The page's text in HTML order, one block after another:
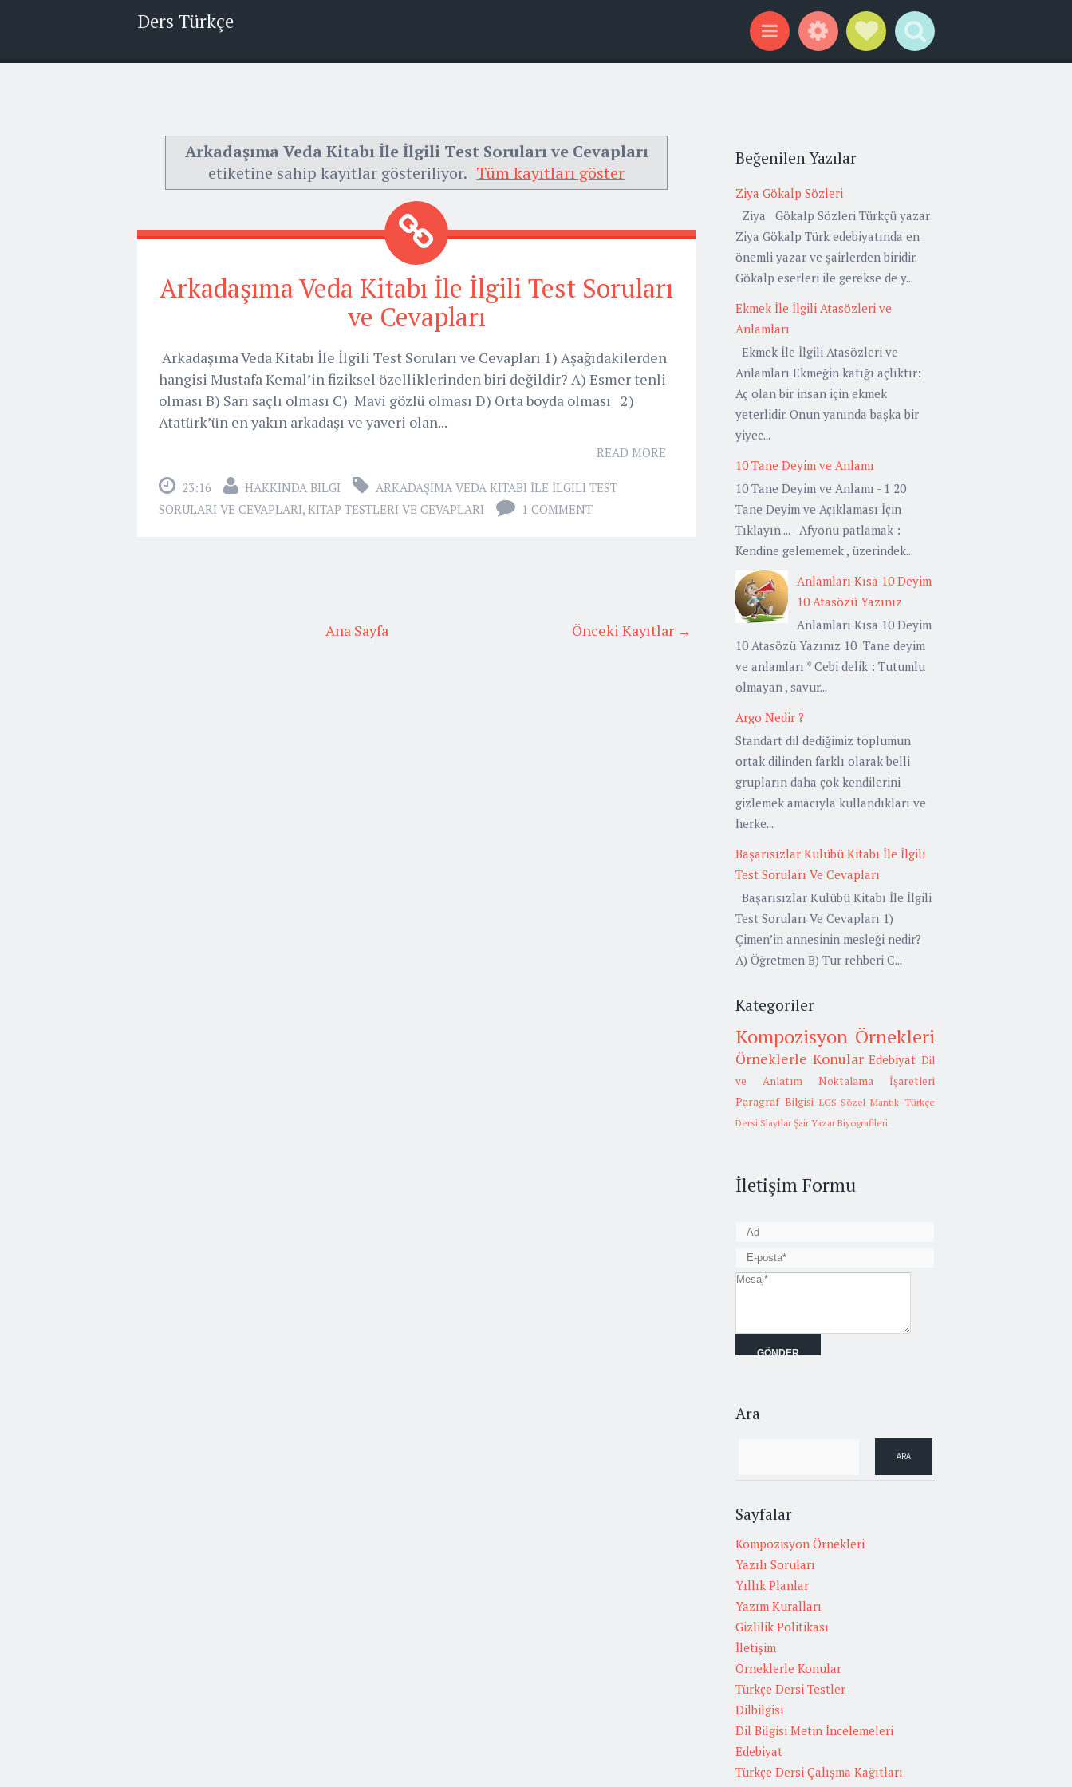
Ders Türkçe
Menu WidgetsSocial Links
Search
Arkadaşıma Veda Kitabı İle İlgili Test Soruları ve Cevapları
etiketine sahip kayıtlar gösteriliyor. Tüm kayıtları göster
Arkadaşıma Veda Kitabı İle İlgili Test Soruları
ve Cevapları
Arkadaşıma Veda Kitabı İle İlgili Test Soruları ve Cevapları 1) Aşağıdakilerden
hangisi Mustafa Kemal’in fiziksel özelliklerinden biri değildir? A) Esmer tenli
olması B) Sarı saçlı olması C) Mavi gözlü olması D) Orta boyda olması 2)
Atatürk’ün en yakın arkadaşı ve yaveri olan...
READ MORE
23:16 HAKKINDA BILGI
ARKADAŞIMA VEDA KITABI İLE İLGILI TEST
SORULARI VE CEVAPLARI, KITAP TESTLERI VE CEVAPLARI 1 COMMENT
Önceki Kayıtlar →
Ana Sayfa
Beğenilen Yazılar
Ziya Gökalp Sözleri
Ziya Gökalp Sözleri Türkçü yazar
Ziya Gökalp Türk edebiyatında en
önemli yazar ve şairlerden biridir.
Gökalp eserleri ile gerekse de y...
Ekmek İle İlgili Atasözleri ve
Anlamları
Ekmek İle İlgili Atasözleri ve
Anlamları Ekmeğin katığı açlıktır:
Aç olan bir insan için ekmek
yeterlidir. Onun yanında başka bir
yiyec...
10 Tane Deyim ve Anlamı
10 Tane Deyim ve Anlamı - 1 20
Tane Deyim ve Açıklaması İçin
Tıklayın ... - Afyonu patlamak :
Kendine gelememek , üzerindek...
Anlamları Kısa 10 Deyim
10 Atasözü Yazınız
Anlamları Kısa 10 Deyim
10 Atasözü Yazınız 10 Tane deyim
ve anlamları * Cebi delik : Tutumlu
olmayan , savur...
Argo Nedir ?
Standart dil dediğimiz toplumun
ortak dilinden farklı olarak belli
grupların daha çok kendilerini
gizlemek amacıyla kullandıkları ve
herke...
Başarısızlar Kulübü Kitabı İle İlgili
Test Soruları Ve Cevapları
Başarısızlar Kulübü Kitabı İle İlgili
Test Soruları Ve Cevapları 1)
Çimen’in annesinin mesleği nedir?
A) Öğretmen B) Tur rehberi C...
Kategoriler
Kompozisyon Örnekleri
Örneklerle Konular Edebiyat Dil
ve Anlatım
Noktalama İşaretleri
Paragraf Bilgisi LGS-Sözel Mantık Türkçe
Dersi Slaytlar Şair Yazar Biyografileri
İletişim Formu
Ara
Sayfalar
Kompozisyon Örnekleri
Yazılı Soruları
Yıllık Planlar
Yazım Kuralları
Gizlilik Politikası
İletişim
Örneklerle Konular
Türkçe Dersi Testler
Dilbilgisi
Dil Bilgisi Metin İncelemeleri
Edebiyat
Türkçe Dersi Çalışma Kağıtları